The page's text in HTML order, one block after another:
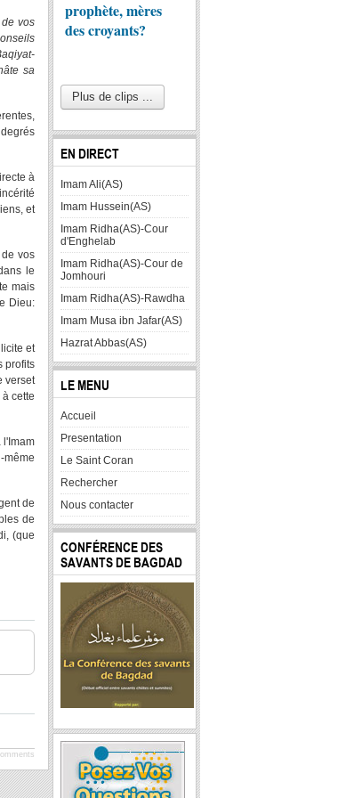
vos
sa
à
et
vos
le
mais
Dieu:
et
profits
verset
cette
l'Imam
même
de
de
(que
prophète, mères
des croyants?
khaligh
Plus de clips ...
EN DIRECT
Imam Ali(AS)
Imam Hussein(AS)
Imam Ridha(AS)-Cour
d'Enghelab
Imam Ridha(AS)-Cour de
Jomhouri
Imam Ridha(AS)-Rawdha
Imam Musa ibn Jafar(AS)
Hazrat Abbas(AS)
LE MENU
Accueil
Presentation
Le Saint Coran
Rechercher
Nous contacter
CONFÉRENCE DES
SAVANTS DE BAGDAD